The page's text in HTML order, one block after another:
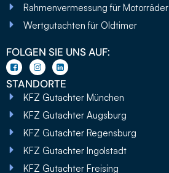
Rahmenvermessung für Motorräder
Wertgutachten für Oldtimer
FOLGEN SIE UNS AUF:
STANDORTE
KFZ Gutachter München
KFZ Gutachter Augsburg
KFZ Gutachter Regensburg
KFZ Gutachter Ingolstadt
KFZ Gutachter Freising